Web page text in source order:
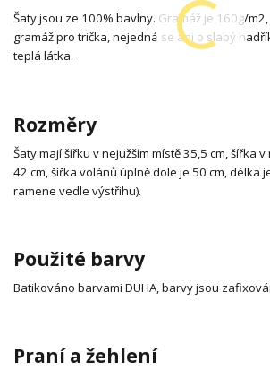
Šaty jsou ze 100% bavlny. Gramáž je 160g/
gramáž pro trička, nejedná se ani o slabý
teplá látka.
Rozměry
Šaty mají šířku v nejužším místě 35,5 cm, šířka
42 cm, šířka volánů úplně dole je 50 cm, délka
ramene vedle výstřihu).
Použité barvy
Batikováno barvami DUHA, barvy jsou
Praní a žehlení